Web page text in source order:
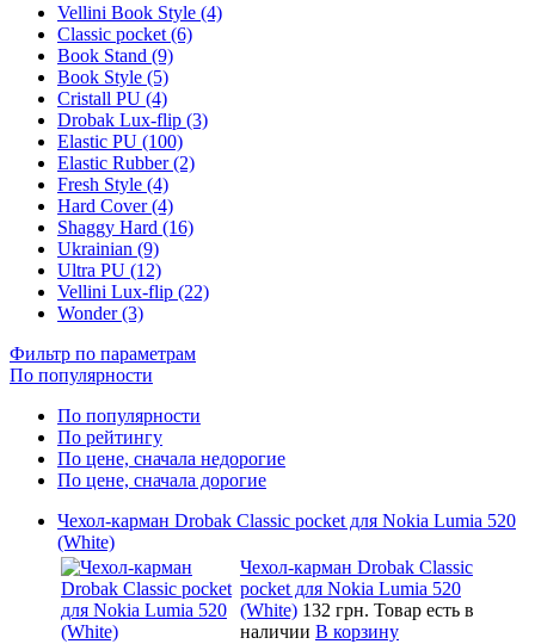
Vellini Book Style (4)
Classic pocket (6)
Book Stand (9)
Book Style (5)
Cristall PU (4)
Drobak Lux-flip (3)
Elastic PU (100)
Elastic Rubber (2)
Fresh Style (4)
Hard Cover (4)
Shaggy Hard (16)
Ukrainian (9)
Ultra PU (12)
Vellini Lux-flip (22)
Wonder (3)
Фильтр по параметрам
По популярности
По популярности
По рейтингу
По цене, сначала недорогие
По цене, сначала дорогие
Чехол-карман Drobak Classic pocket для Nokia Lumia 520
(White)
Чехол-карман Drobak Classic
pocket для Nokia Lumia 520
(White) 132 грн. Товар есть в
наличии В корзину